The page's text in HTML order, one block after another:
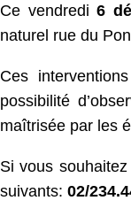
Ce vendredi 6
naturel rue du
Ces
possibilité
maîtrisée par les
Si vous
suivants: 02/